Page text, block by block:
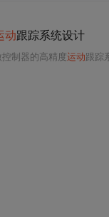
动跟踪系统设计
控制器的高精度运动跟踪